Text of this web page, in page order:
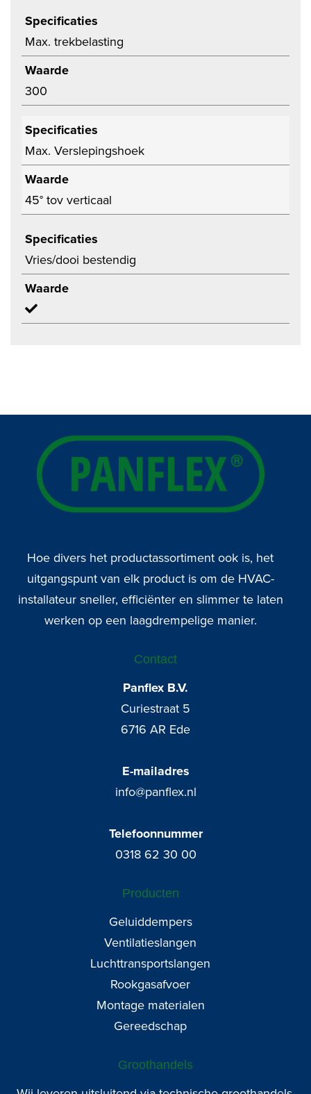
Specificaties
Max. trekbelasting
Waarde
300
Specificaties
Max. Verslepingshoek
Waarde
45° tov verticaal
Specificaties
Vries/dooi bestendig
Waarde
Hoe divers het productassortiment ook is, het
uitgangspunt van elk product is om de HVAC-
installateur sneller, efficiënter en slimmer te laten
werken op een laagdrempelige manier.
Contact
Panflex B.V.
Curiestraat 5
6716 AR Ede
E-mailadres
info@panflex.nl
Telefoonnummer
0318 62 30 00
Producten
Geluiddempers
Ventilatieslangen
Luchttransportslangen
Rookgasafvoer
Montage materialen
Gereedschap
Groothandels